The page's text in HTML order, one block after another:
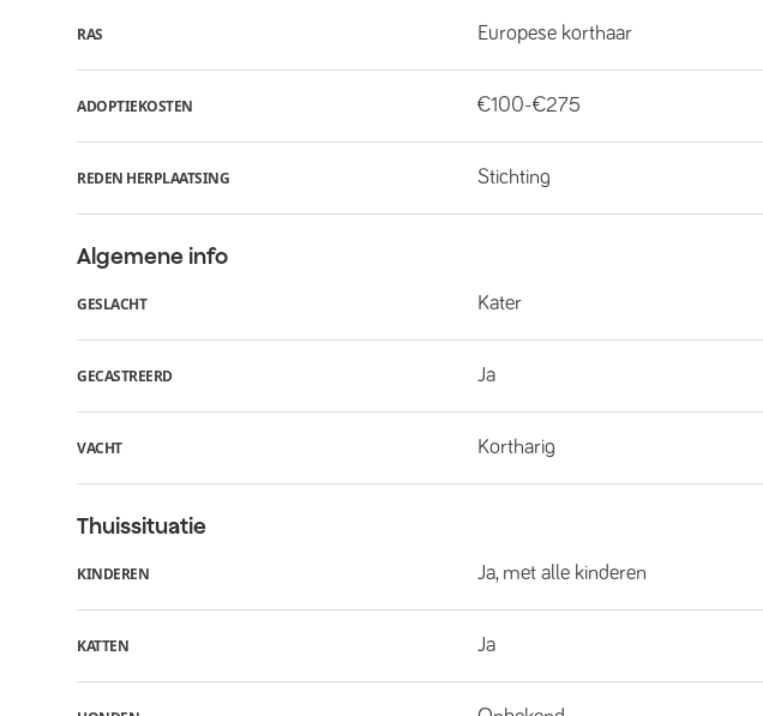
RAS Europese korthaar
ADOPTIEKOSTEN €100-€275
REDEN HERPLAATSING Stichting
Algemene info
GESLACHT Kater
GECASTREERD Ja
VACHT Kortharig
Thuissituatie
KINDEREN Ja, met alle kinderen
KATTEN Ja